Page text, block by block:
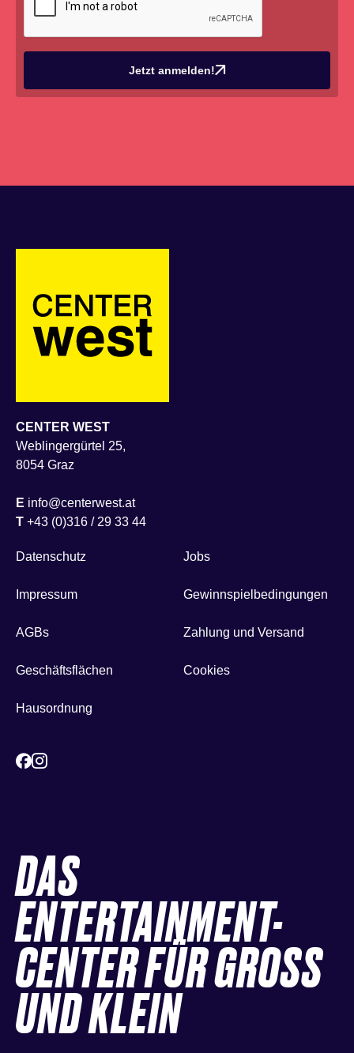
Jetzt anmelden!
CENTER WEST
Weblingergürtel 25,
8054 Graz
E info@centerwest.at
T +43 (0)316 / 29 33 44
Datenschutz
Impressum
AGBs
Geschäftsflächen
Hausordnung
Jobs
Gewinnspielbedingungen
Zahlung und Versand
Cookies
DAS
ENTERTAINMENT-
CENTER FÜR GROSS
UND KLEIN